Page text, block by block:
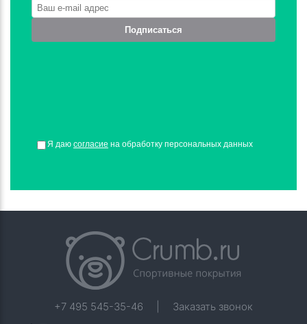
Подписаться
Я даю согласие на обработку персональных данных
+7 495 545-35-46 Заказать звонок